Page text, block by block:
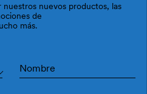
nuevos productos, las
de
más.